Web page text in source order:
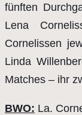
fünften
Lena
Cornelissen
Linda
Matches – ihr
BWO: La.